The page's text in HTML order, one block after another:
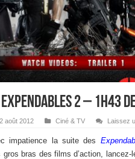
Expendables 2 – 1h43
août 2012 Ciné & TV Laissez
impatience la suite des
gros bras des films d’action,